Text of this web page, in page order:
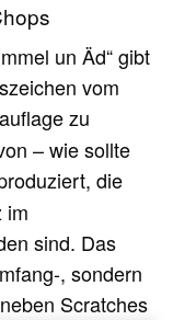
un Äd“ gibt
vom
zu
– wie sollte
die
im
sind. Das
, sondern
Scratches